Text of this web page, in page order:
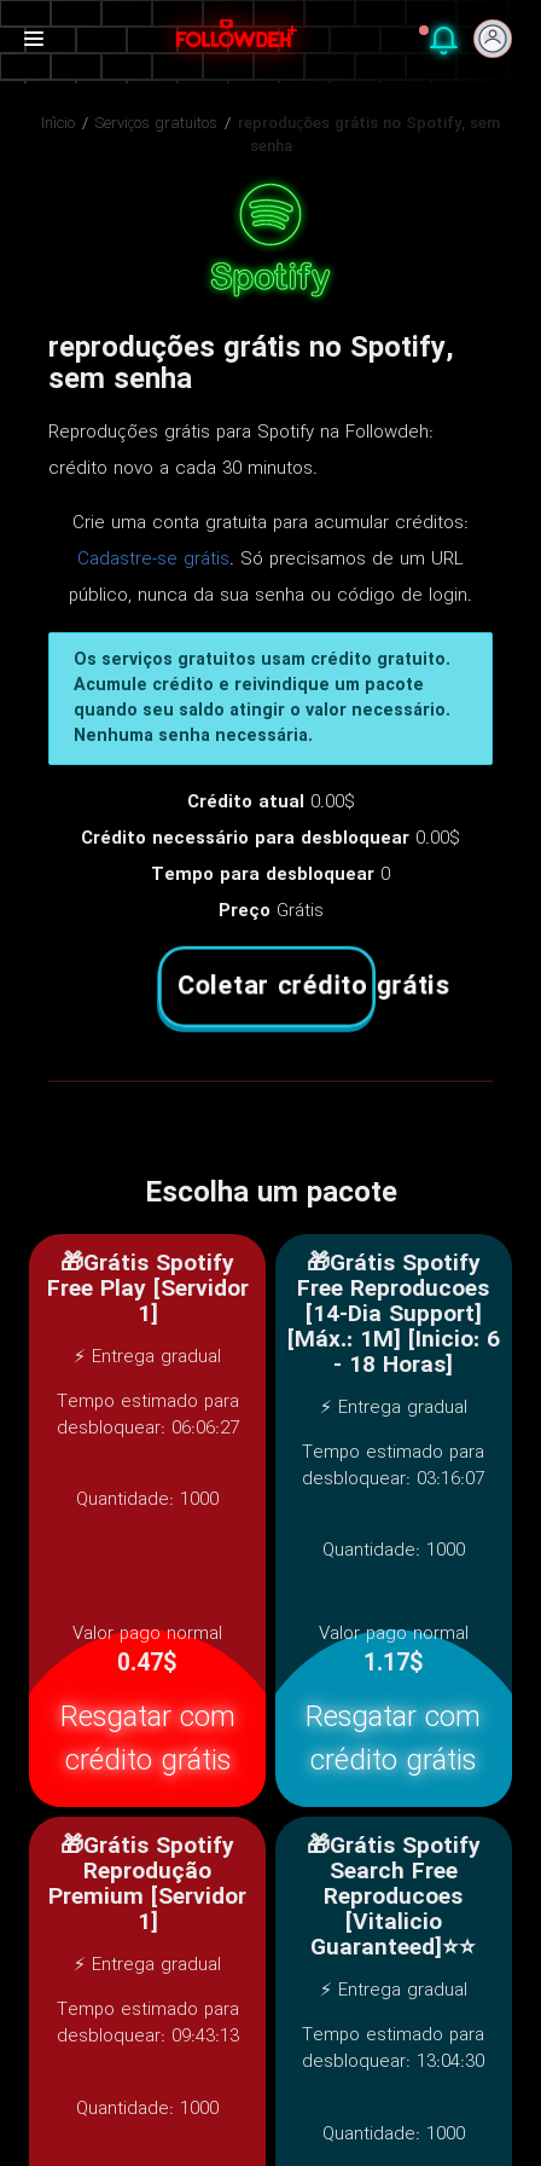
Início / Serviços gratuitos / reproduções grátis no Spotify, sem
senha
reproduções grátis no Spotify,
sem senha
Reproduções grátis para Spotify na Followdeh:
crédito novo a cada 30 minutos.
Crie uma conta gratuita para acumular créditos:
Cadastre-se grátis. Só precisamos de um URL
público, nunca da sua senha ou código de login.
Os serviços gratuitos usam crédito gratuito.
Acumule crédito e reivindique um pacote
quando seu saldo atingir o valor necessário.
Nenhuma senha necessária.
Crédito atual 0.00$
Crédito necessário para desbloquear 0.00$
Tempo para desbloquear 0
Preço Grátis
Coletar crédito grátis
Escolha um pacote
🎁Grátis Spotify
Free Play [Servidor
1]
⚡ Entrega gradual
Tempo estimado para
desbloquear: 06:06:27
Quantidade: 1000
Valor pago normal
0.47$
Resgatar com
crédito grátis
🎁Grátis Spotify
Free Reproducoes
[14-Dia Support]
[Máx.: 1M] [Inicio: 6
- 18 Horas]
⚡ Entrega gradual
Tempo estimado para
desbloquear: 03:16:07
Quantidade: 1000
Valor pago normal
1.17$
Resgatar com
crédito grátis
🎁Grátis Spotify
Reprodução
Premium [Servidor
1]
⚡ Entrega gradual
Tempo estimado para
desbloquear: 09:43:13
Quantidade: 1000
🎁Grátis Spotify
Search Free
Reproducoes
[Vitalicio
Guaranteed]⭐⭐
⚡ Entrega gradual
Tempo estimado para
desbloquear: 13:04:30
Quantidade: 1000